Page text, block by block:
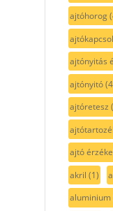
ajtóhorog
ajtónyitás
ajtónyitó
ajtóretesz
ajtó
akril (1)
aluminium